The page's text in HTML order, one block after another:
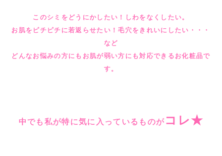
このシミをどうにかしたい！しわをなくしたい。
お肌をピチピチに若返らせたい！毛穴をきれいにしたい・・・
など
どんなお悩みの方にもお肌が弱い方にも対応できるお化粧品で
す。
中でも私が特に気に入っているものがコレ★